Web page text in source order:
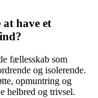
have et
fællesskab som
og isolerende.
opmuntring og
helbred og trivsel.